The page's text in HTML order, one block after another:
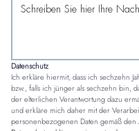
Datenschutz
Ich erkläre hiermit, dass ich sechzehn
bzw., falls ich jünger als sechzehn bin,
der elterlichen Verantwortung dazu
und erkläre mich daher mit der